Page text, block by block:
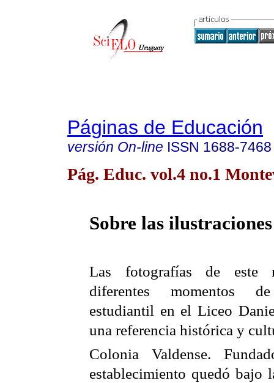
Páginas de Educación
versión On-line ISSN 1688-7468
Pág. Educ. vol.4 no.1
Sobre las ilustraciones
Las fotografías de este
diferentes momentos
estudiantil en el Liceo
una referencia histórica y
Colonia Valdense.
establecimiento quedó bajo